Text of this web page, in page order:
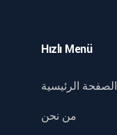
Hızlı Menü
الصفحة الرئيسية
من نحن